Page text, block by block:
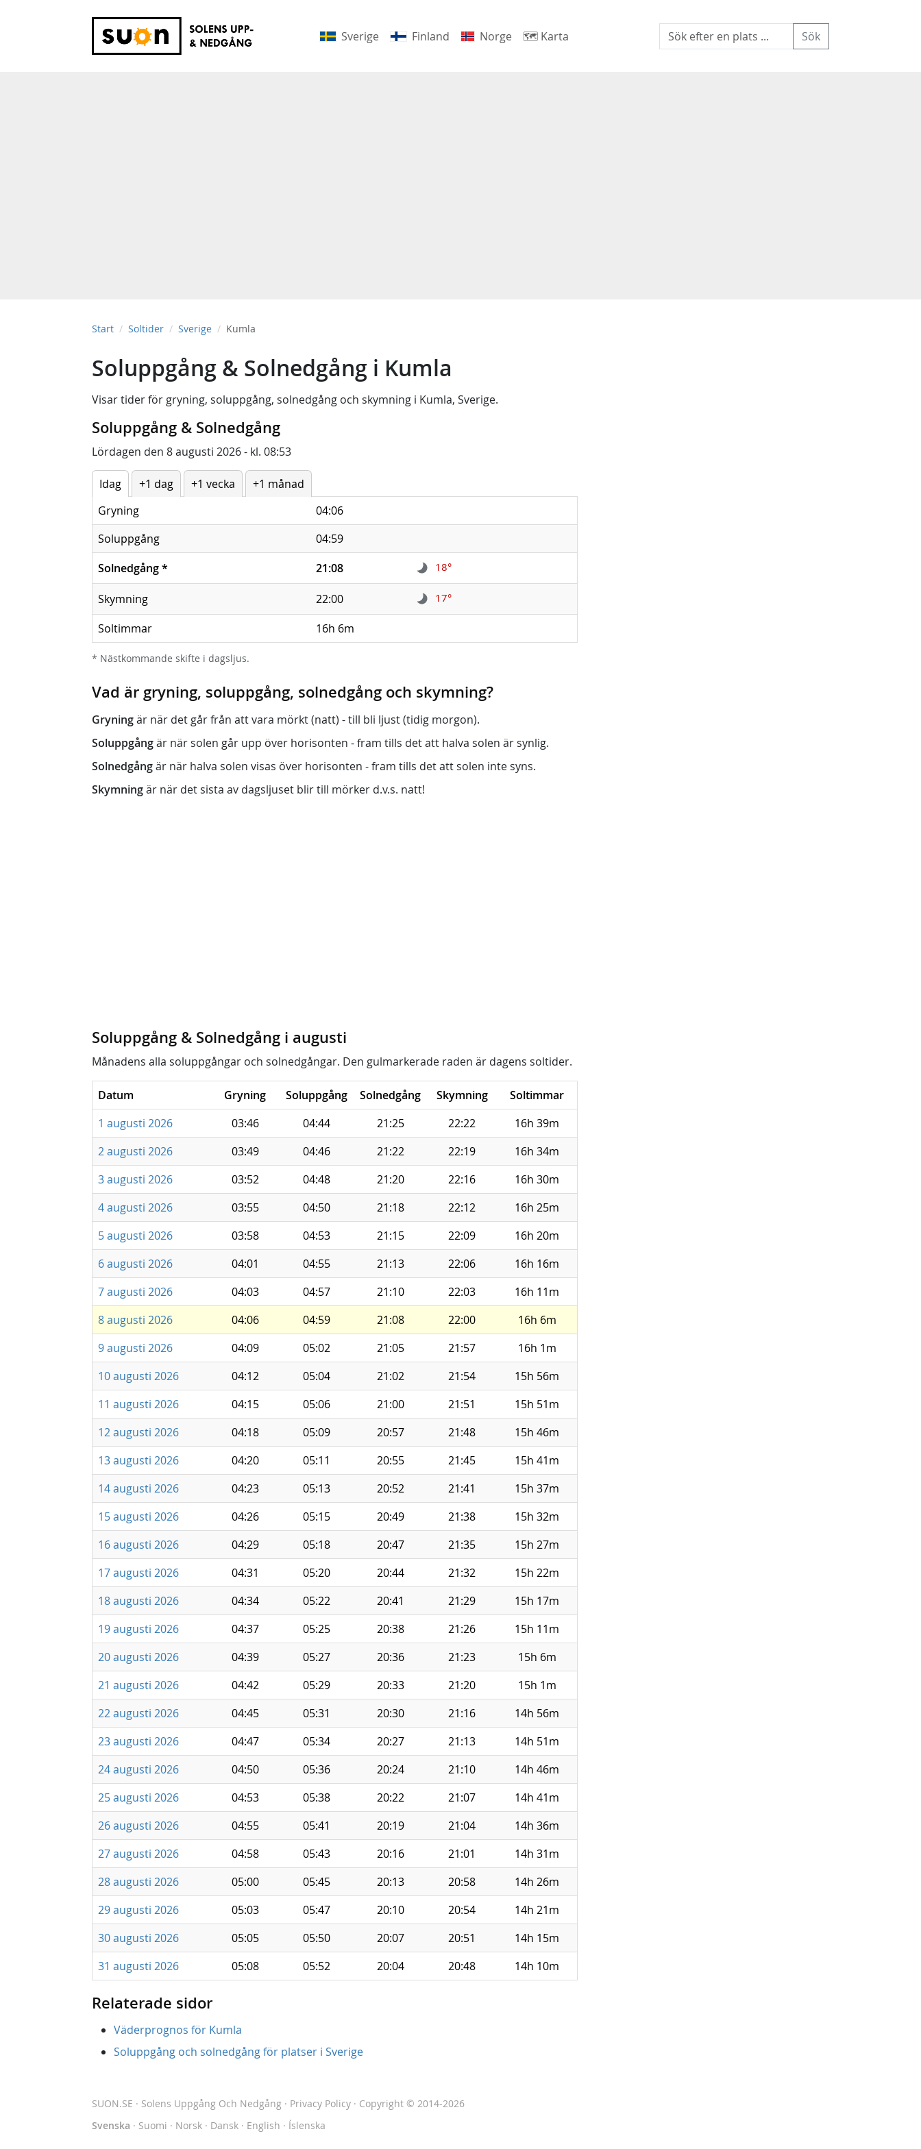
Sverige Finland Norge 🗺 Karta
Start Soltider Sverige Kumla
Soluppgång & Solnedgång i Kumla
Visar tider för gryning, soluppgång, solnedgång och skymning i Kumla, Sverige.
Soluppgång & Solnedgång
Lördagen den 8 augusti 2026 - kl. 08:53
Idag +1 dag +1 vecka
+1 månad
Gryning
04:06
Soluppgång
04:59
Solnedgång* 21:08 18°
Skymning 22:00 17°
Soltimmar 16h 6m
* Nästkommande skifte i dagsljus.
Vad är gryning, soluppgång, solnedgång och skymning?
Gryningär när det går från att vara mörkt (natt) - till bli ljust (tidig morgon).
Soluppgångär när solen går upp över horisonten - fram tills det att halva solen är synlig.
Solnedgångär när halva solen visas över horisonten - fram tills det att solen inte syns.
Skymningär när det sista av dagsljuset blir till mörker d.v.s. natt!
Soluppgång & Solnedgång i augusti
Månadens alla soluppgångar och solnedgångar. Den gulmarkerade raden är dagens soltider.
Datum Gryning Soluppgång Solnedgång Skymning
Soltimmar
1 augusti 2026
03:46 04:44 21:25 22:22
16h 39m
2 augusti 2026
03:49 04:46 21:22 22:19
16h 34m
3 augusti 2026
03:52 04:48 21:20 22:16
16h 30m
4 augusti 2026
03:55 04:50 21:18 22:12
16h 25m
5 augusti 2026
03:58 04:53 21:15 22:09
16h 20m
6 augusti 2026
04:01 04:55 21:13 22:06
16h 16m
7 augusti 2026
04:03 04:57 21:10 22:03
16h 11m
8 augusti 2026
04:06 04:59 21:08 22:00
16h 6m
9 augusti 2026
04:09 05:02 21:05 21:57
16h 1m
10 augusti 2026
04:12 05:04 21:02 21:54
15h 56m
11 augusti 2026
04:15 05:06 21:00 21:51
15h 51m
12 augusti 2026
04:18 05:09 20:57 21:48
15h 46m
13 augusti 2026
04:20 05:11 20:55 21:45
15h 41m
14 augusti 2026
04:23 05:13 20:52 21:41
15h 37m
15 augusti 2026
04:26 05:15 20:49 21:38
15h 32m
16 augusti 2026
04:29 05:18 20:47 21:35
15h 27m
17 augusti 2026
04:31 05:20 20:44 21:32
15h 22m
18 augusti 2026
04:34 05:22 20:41 21:29
15h 17m
19 augusti 2026
04:37 05:25 20:38 21:26
15h 11m
20 augusti 2026
04:39 05:27 20:36 21:23
15h 6m
21 augusti 2026
04:42 05:29 20:33 21:20
15h 1m
22 augusti 2026
04:45 05:31 20:30 21:16
14h 56m
23 augusti 2026
04:47 05:34 20:27 21:13
14h 51m
24 augusti 2026
04:50 05:36 20:24 21:10
14h 46m
25 augusti 2026
04:53 05:38 20:22 21:07
14h 41m
26 augusti 2026
04:55 05:41 20:19 21:04
14h 36m
27 augusti 2026
04:58 05:43 20:16 21:01
14h 31m
28 augusti 2026
05:00 05:45 20:13 20:58
14h 26m
29 augusti 2026
05:03 05:47 20:10 20:54
14h 21m
30 augusti 2026
05:05 05:50 20:07 20:51
14h 15m
31 augusti 2026
05:08 05:52 20:04 20:48 14h 10m
Relaterade sidor
Väderprognos för Kumla
Soluppgång och solnedgång för platser i Sverige
SUON.SE · Solens Uppgång Och Nedgång · Privacy Policy · Copyright © 2014-2026
Svenska · Suomi · Norsk · Dansk · English · Íslenska